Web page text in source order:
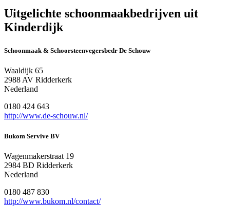
Uitgelichte schoonmaakbedrijven uit
Kinderdijk
Schoonmaak & Schoorsteenvegersbedr De Schouw
Waaldijk 65
2988 AV Ridderkerk
Nederland
0180 424 643
http://www.de-schouw.nl/
Bukom Servive BV
Wagenmakerstraat 19
2984 BD Ridderkerk
Nederland
0180 487 830
http://www.bukom.nl/contact/